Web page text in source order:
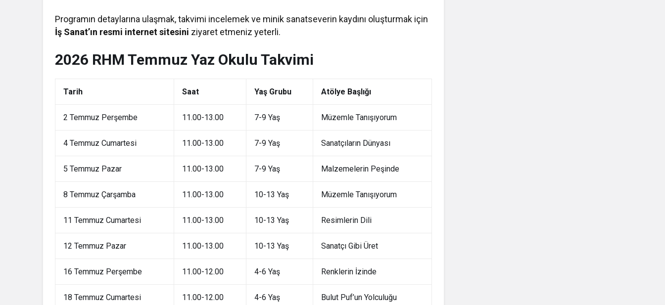
Programın detaylarına ulaşmak, takvimi incelemek ve minik sanatseverin kaydını oluşturmak için
İş Sanat’ın resmi internet sitesini ziyaret etmeniz yeterli.
2026 RHM Temmuz Yaz Okulu Takvimi
Tarih Saat Yaş Grubu Atölye Başlığı
2 Temmuz Perşembe 11.00-13.00 7-9 Yaş Müzemle Tanışıyorum
4 Temmuz Cumartesi 11.00-13.00 7-9 Yaş Sanatçıların Dünyası
5 Temmuz Pazar 11.00-13.00 7-9 Yaş Malzemelerin Peşinde
8 Temmuz Çarşamba 11.00-13.00 10-13 Yaş Müzemle Tanışıyorum
11 Temmuz Cumartesi 11.00-13.00 10-13 Yaş Resimlerin Dili
12 Temmuz Pazar 11.00-13.00 10-13 Yaş Sanatçı Gibi Üret
16 Temmuz Perşembe 11.00-12.00 4-6 Yaş Renklerin İzinde
18 Temmuz Cumartesi 11.00-12.00 4-6 Yaş Bulut Puf’un Yolculuğu